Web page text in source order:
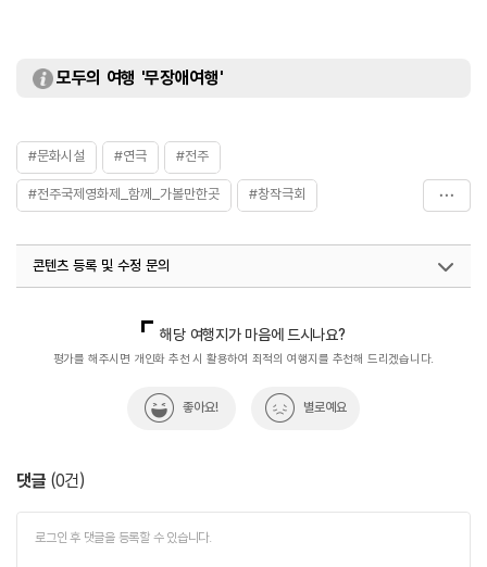
모두의 여행 '무장애여행'
#문화시설 #연극 #전주
#전주국제영화제_함께_가볼만한곳 #창작극회
콘텐츠 등록 및 수정 문의
해당 여행지가 마음에 드시나요?
평가를 해주시면 개인화 추천 시 활용하여 최적의 여행지를 추천해 드리겠습니다.
좋아요! 별로예요
댓글 (0건)